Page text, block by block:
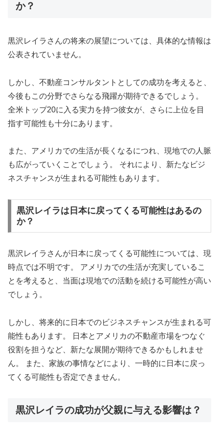
か？
黒沢レイラさんの将来の展望については、具体的な情報は
公表されていません。
しかし、不動産コンサルタントとしての成功を考えると、
今後もこの分野でさらなる飛躍が期待できるでしょう。
全米トップ20に入る実力を持つ彼女が、さらに上位を目
指す可能性も十分にあります。
また、アメリカでの生活が長くなるにつれ、現地での人脈
も広がっていくことでしょう。 それにより、新たなビジ
ネスチャンスが生まれる可能性もあります。
黒沢レイラは日本に戻ってくる可能性はあるの
か？
黒沢レイラさんが日本に戻ってくる可能性については、現
時点では不明です。 アメリカでの生活が充実しているこ
とを考えると、当面は現地での活動を続ける可能性が高い
でしょう。
しかし、将来的に日本でのビジネスチャンスが生まれる可
能性もあります。 日本とアメリカの不動産市場をつなぐ
役割を担うなど、新たな展開が期待できるかもしれませ
ん。 また、家族の事情などにより、一時的に日本に戻っ
てくる可能性も否定できません。
黒沢レイラの成功が父親に与える影響は？